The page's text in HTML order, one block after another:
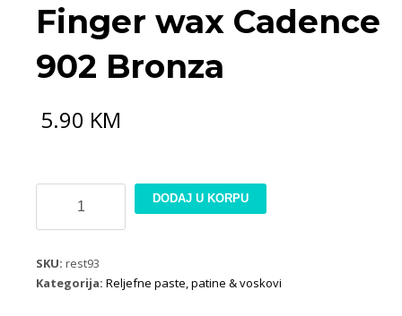
Finger wax Cadence
902 Bronza
5.90 KM
Cadence
Bronza
količina
DODAJ U KORPU
SKU: rest93
Kategorija: Reljefne paste, patine & voskovi